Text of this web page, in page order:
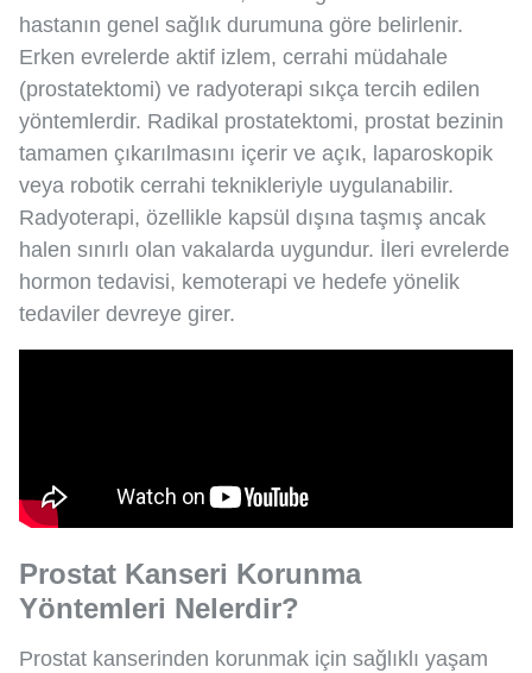
hastanın genel sağlık durumuna göre belirlenir.
Erken evrelerde aktif izlem, cerrahi müdahale
(prostatektomi) ve radyoterapi sıkça tercih edilen
yöntemlerdir. Radikal prostatektomi, prostat bezinin
tamamen çıkarılmasını içerir ve açık, laparoskopik
veya robotik cerrahi teknikleriyle uygulanabilir.
Radyoterapi, özellikle kapsül dışına taşmış ancak
halen sınırlı olan vakalarda uygundur. İleri evrelerde
hormon tedavisi, kemoterapi ve hedefe yönelik
tedaviler devreye girer.
Prostat Kanseri Korunma
Yöntemleri Nelerdir?
Prostat kanserinden korunmak için sağlıklı yaşam